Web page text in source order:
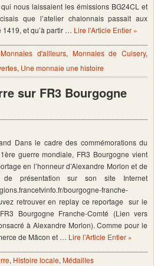
nous laissaient les émissions BG24CL et
que l’atelier chalonnais passait aux
et qu’à partir … Lire l'Article Entier »
Monnaies d'ailleurs, Monnaies de Cuisery,
, Une monnaie une histoire
sur FR3 Bourgogne
Dans le cadre des commémorations du
guerre mondiale, FR3 Bourgogne vient
en l’honneur d’Alexandre Morlon et de
de présentation sur son site Internet
bourgogne-franche-
retrouver en replay ce reportage sur le
Bourgogne Franche-Comté (Lien vers
à Alexandre Morlon). Comme pour le
de Mâcon et … Lire l'Article Entier »
, Histoire locale, Médailles